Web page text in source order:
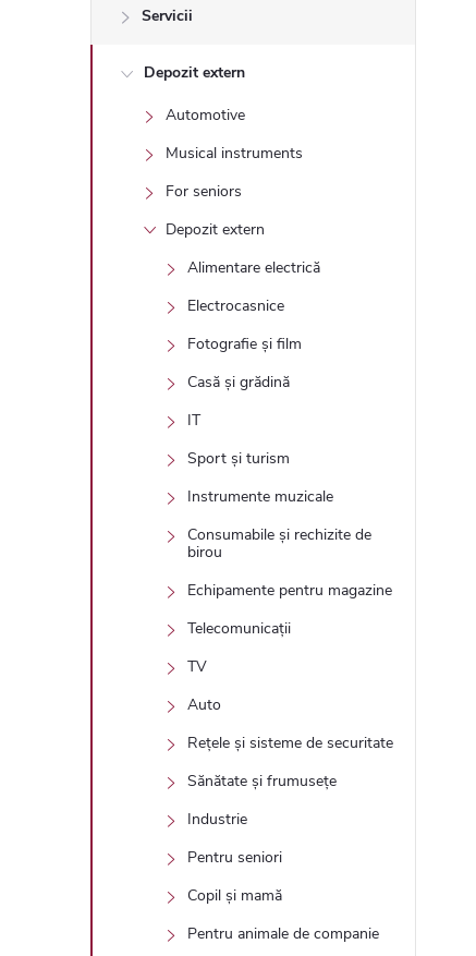
a
Servicii
Depozit extern
Automotive
Musical instruments
For seniors
Depozit extern
Alimentare electrică
Electrocasnice
Fotografie și film
Casă și grădină
IT
Sport și turism
Instrumente muzicale
Consumabile și rechizite de
birou
Echipamente pentru magazine
Telecomunicații
TV
Auto
Rețele și sisteme de securitate
Sănătate și frumusețe
Industrie
Pentru seniori
Copil și mamă
Pentru animale de companie